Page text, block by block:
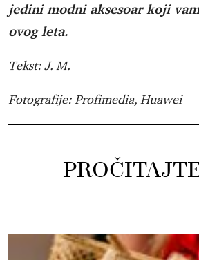
jedini modni aksesoar koji
ovog leta.
Tekst: J. M.
Fotografije: Profimedia, Huawei